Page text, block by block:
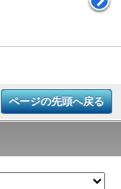
ページの先頭へ戻る